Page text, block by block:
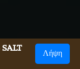
SALT
Λήψη